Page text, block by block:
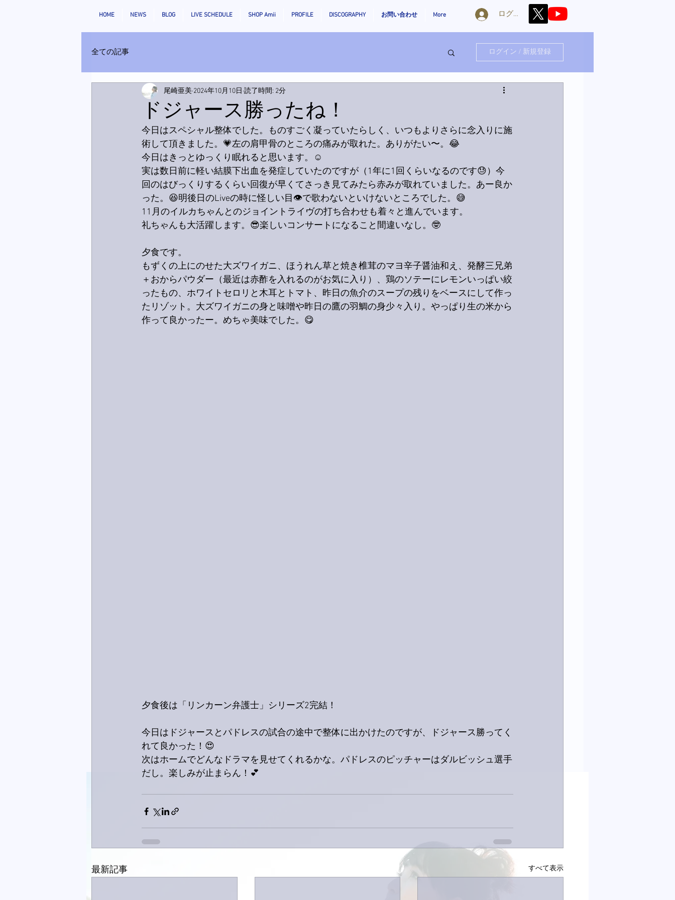
HOME NEWS BLOG LIVE SCHEDULE SHOP Amii PROFILE DISCOGRAPHY お問い合わせ More ログイン
全ての記事 ログイン / 新規登録
ドジャース勝ったね！
尾崎亜美 2024年10月10日 読了時間: 2分
今日はスペシャル整体でした。ものすごく凝っていたらしく、いつもよりさらに念入りに施
術して頂きました。💗左の肩甲骨のところの痛みが取れた。ありがたい〜。😂
今日はきっとゆっくり眠れると思います。☺️
実は数日前に軽い結膜下出血を発症していたのですが（1年に1回くらいなるのです😓）今
回のはびっくりするくらい回復が早くてさっき見てみたら赤みが取れていました。あー良か
った。😆明後日のLiveの時に怪しい目👁で歌わないといけないところでした。😅
11月のイルカちゃんとのジョイントライヴの打ち合わせも着々と進んでいます。
礼ちゃんも大活躍します。😎楽しいコンサートになること間違いなし。🤓
夕食です。
もずくの上にのせた大ズワイガニ、ほうれん草と焼き椎茸のマヨ辛子醤油和え、発酵三兄弟
＋おからパウダー（最近は赤酢を入れるのがお気に入り）、鶏のソテーにレモンいっぱい絞
ったもの、ホワイトセロリと木耳とトマト、昨日の魚介のスープの残りをベースにして作っ
たリゾット。大ズワイガニの身と味噌や昨日の鷹の羽鯛の身少々入り。やっぱり生の米から
作って良かったー。めちゃ美味でした。😋
夕食後は「リンカーン弁護士」シリーズ2完結！
今日はドジャースとパドレスの試合の途中で整体に出かけたのですが、ドジャース勝ってく
れて良かった！😍
次はホームでどんなドラマを見せてくれるかな。パドレスのピッチャーはダルビッシュ選手
だし。楽しみが止まらん！💕
最新記事 すべて表示